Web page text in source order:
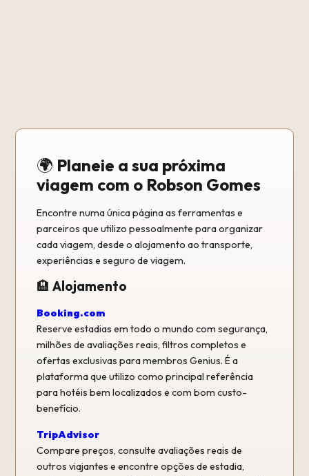
🌍 Planeie a sua próxima
viagem com o Robson Gomes
Encontre numa única página as ferramentas e
parceiros que utilizo pessoalmente para organizar
cada viagem, desde o alojamento ao transporte,
experiências e seguro de viagem.
🏨Alojamento
Booking.com
Reserve estadias em todo o mundo com segurança,
milhões de avaliações reais, filtros completos e
ofertas exclusivas para membros Genius. É a
plataforma que utilizo como principal referência
para hotéis bem localizados e com bom custo-
benefício.
TripAdvisor
Compare preços, consulte avaliações reais de
outros viajantes e encontre opções de estadia,